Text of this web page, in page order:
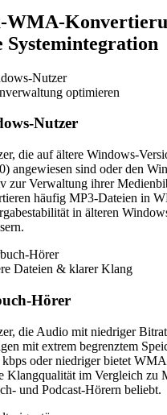
WMA-
Systemintegration
optimieren
Nutzer
die auf ältere Windows-
angewiesen sind oder den
zur Verwaltung ihrer
häufig MP3-Dateien in
in älteren
Dateien & klarer Klang
Hörer
die Audio mit niedriger
mit extrem begrenztem
oder niedriger bietet
Klangqualität im Vergleich zu
und Podcast-Hörern beliebt.